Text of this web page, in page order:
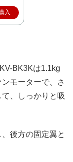
入
BK3Kは1.1kg
モーターで、さ
、しっかりと吸
後方の固定翼と